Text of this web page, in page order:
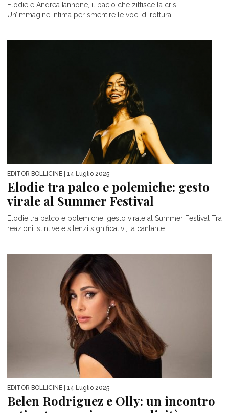
Elodie e Andrea Iannone, il bacio che zittisce la crisi
Un’immagine intima per smentire le voci di rottura...
EDITOR BOLLICINE | 14 Luglio 2025
Elodie tra palco e polemiche: gesto
virale al Summer Festival
Elodie tra palco e polemiche: gesto virale al Summer Festival Tra
reazioni istintive e silenzi significativi, la cantante...
EDITOR BOLLICINE | 14 Luglio 2025
Belen Rodriguez e Olly: un incontro